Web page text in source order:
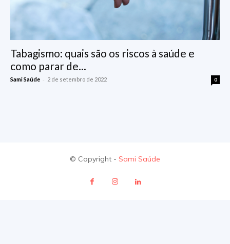
Tabagismo: quais são os riscos à saúde e
como parar de...
Sami Saúde - 2 de setembro de 2022 0
© Copyright - Sami Saúde